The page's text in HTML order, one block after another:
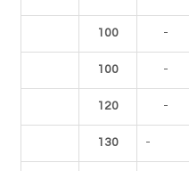
100 -
100 -
120 -
130 -